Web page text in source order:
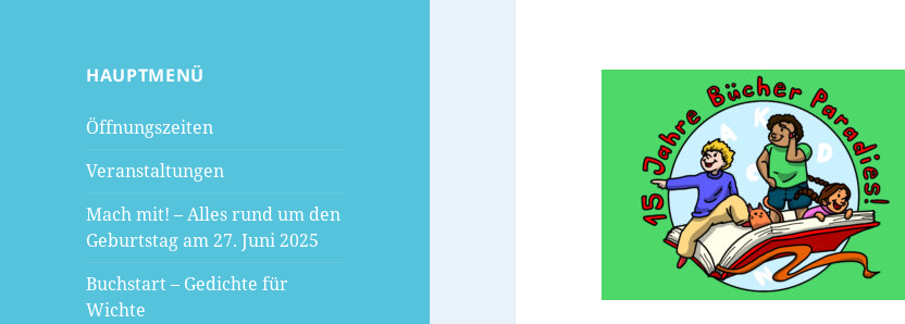
HAUPTMENÜ
Öffnungszeiten
Veranstaltungen
Mach mit! – Alles rund um den
Geburtstag am 27. Juni 2025
Buchstart – Gedichte für
Wichte